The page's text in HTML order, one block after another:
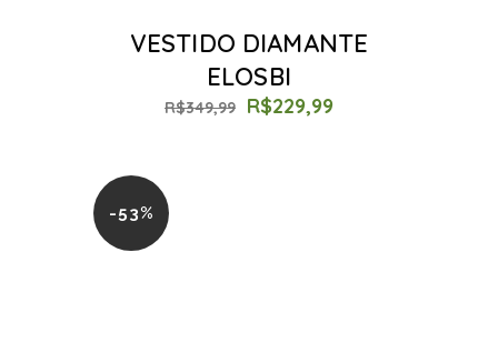
VESTIDO DIAMANTE
ELOSBI
R$349,99 R$229,99
-53%